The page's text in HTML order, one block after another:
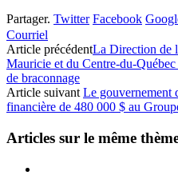
Partager. Twitter Facebook
Courriel
Article précédentLa Direction de
Mauricie et du Centre-du-
de braconnage
Article suivant Le gouvernement
financière de 480 000 $ au
Articles sur le même